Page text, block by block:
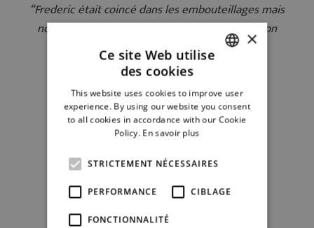
“Frederic était coincé dans les embouteillages mais
nous a informés. Pour le reste, une collaboration
correcte et agréable.”
Écrire un commentaire
FRENCH
×
Ce site Web utilise
des cookies
This website uses cookies to improve user
experience. By using our website you consent
to all cookies in accordance with our Cookie
Policy. En savoir plus
STRICTEMENT NÉCESSAIRES
PERFORMANCE CIBLAGE
FONCTIONNALITÉ